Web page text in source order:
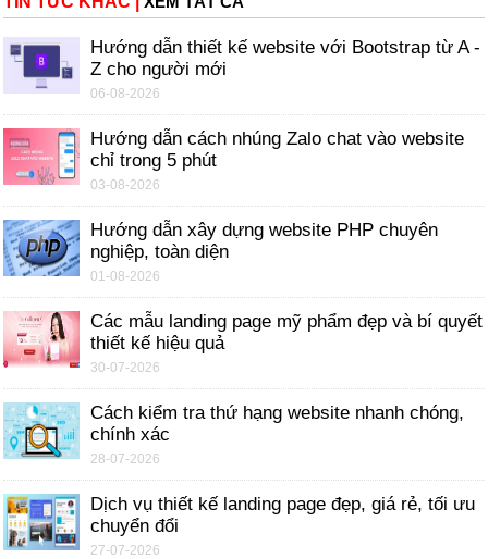
Hướng dẫn thiết kế website với Bootstrap từ A -
Z cho người mới
06-08-2026
Hướng dẫn cách nhúng Zalo chat vào website
chỉ trong 5 phút
03-08-2026
Hướng dẫn xây dựng website PHP chuyên
nghiệp, toàn diện
01-08-2026
Các mẫu landing page mỹ phẩm đẹp và bí quyết
thiết kế hiệu quả
30-07-2026
Cách kiểm tra thứ hạng website nhanh chóng,
chính xác
28-07-2026
Dịch vụ thiết kế landing page đẹp, giá rẻ, tối ưu
chuyển đổi
27-07-2026